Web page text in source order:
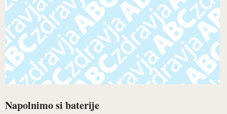
Napolnimo si baterije